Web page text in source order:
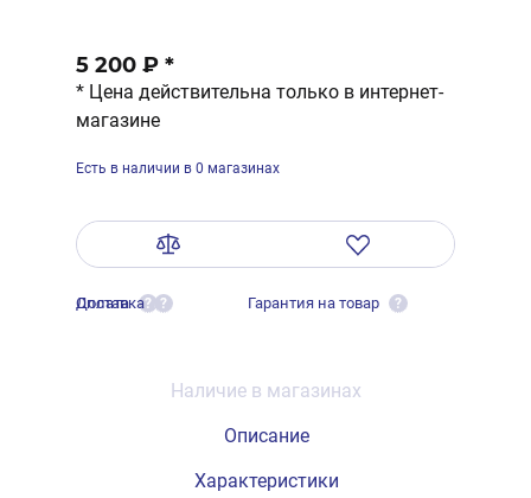
5 200 ₽ *
* Цена действительна только в интернет-
магазине
Есть в наличии в 0 магазинах
Оплата ?
Доставка ? Гарантия на товар ?
Наличие в магазинах
Описание
Характеристики